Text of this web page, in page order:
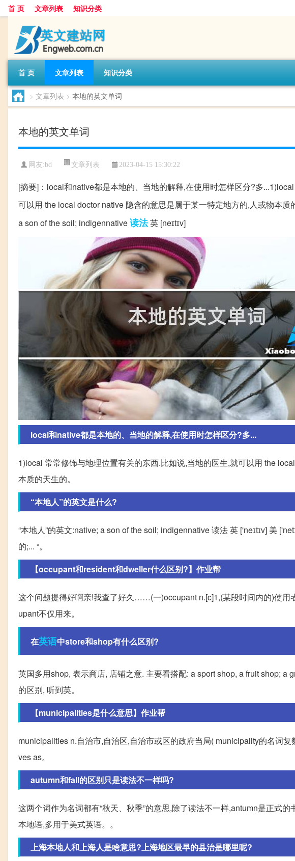
首 页 文章列表 知识分类
首 页 文章列表 知识分类
> 文章列表 > 本地的英文单词
本地的英文单词
网友:bd 文章列表 2023-04-15 15:30:22
[摘要]：local和native都是本地的、当地的解释,在使用时怎样区分?多
可以用 the local doctor native 隐含的意思是属于某一特定地方的,人或物本质
a son of the soil; indigennative读法英 [neɪtɪv]
local和native都是本地的、当地的解释,在使用时怎样区分?多...
1)local 常常修饰与地理位置有关的东西.比如说,当地的医生,就可以用 the
本质的天生的。
“本地人”的英文是什么?
“本地人”的英文:native; a son of the soil; indigennative 读法 英 ['neɪtɪv] 美
的;... “。
【occupant和resident和dweller什么区别?】作业帮
这个问题提得好啊亲!我查了好久……(一)occupant n.[c]1,(某段时间内的)使用
upant不仅用来。
在英语中store和shop有什么区别?
英国多用shop, 表示商店, 店铺之意. 主要看搭配: a sport shop, a fruit shop; a
的区别, 听到英。
【municipalities是什么意思】作业帮
municipalities n.自治市,自治区,自治市或区的政府当局( municipality的名词
ves as。
autumn和fall的区别只是读法不一样吗?
这两个词作为名词都有“秋天、秋季”的意思,除了读法不一样,antumn是正式
本地语,多用于美式英语。。
上海本地人和上海人是啥意思?上海地区最早的县治是哪里呢?